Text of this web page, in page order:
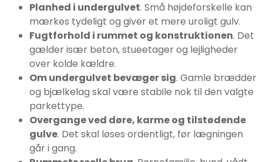
Planhed i undergulvet. Små højdeforskelle kan
mærkes tydeligt og giver et mere uroligt gulv.
Fugtforhold i rummet og konstruktionen. Det
gælder især beton, stueetager og lejligheder
over kolde kældre.
Om undergulvet bevæger sig. Gamle brædder
og bjælkelag skal være stabile nok til den valgte
parkettype.
Overgange ved døre, karme og tilstødende
gulve. Det skal løses ordentligt, før lægningen
går i gang.